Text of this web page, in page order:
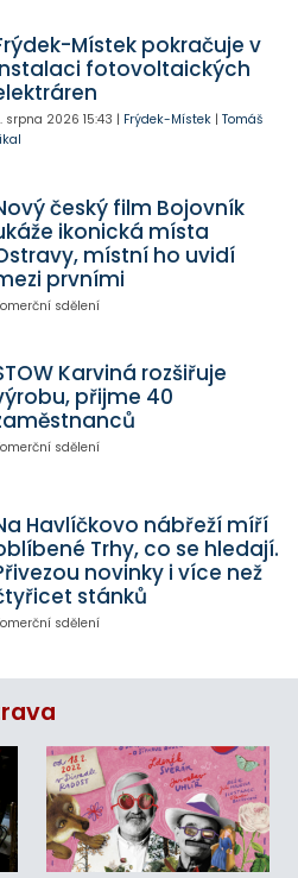
Místek pokračuje v
fotovoltaických
srpna 2026 15:43 | Frýdek-Místek| Tomáš
český film Bojovník
ikonická místa
místní ho uvidí
prvními
sdělení
Karviná rozšiřuje
přijme 40
sdělení
Havlíčkovo nábřeží míří
Trhy, co se hledají.
novinky i více než
stánků
sdělení